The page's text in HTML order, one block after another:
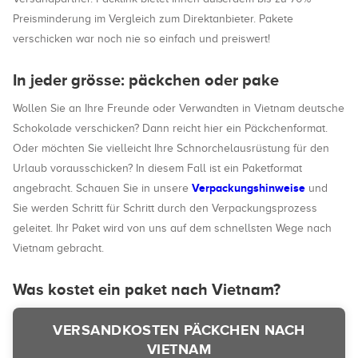
Preisminderung im Vergleich zum Direktanbieter. Pakete
verschicken war noch nie so einfach und preiswert!
In jeder grösse: päckchen oder pake
Wollen Sie an Ihre Freunde oder Verwandten in Vietnam deutsche
Schokolade verschicken? Dann reicht hier ein Päckchenformat.
Oder möchten Sie vielleicht Ihre Schnorchelausrüstung für den
Urlaub vorausschicken? In diesem Fall ist ein Paketformat
angebracht. Schauen Sie in unsere Verpackungshinweise und
Sie werden Schritt für Schritt durch den Verpackungsprozess
geleitet. Ihr Paket wird von uns auf dem schnellsten Wege nach
Vietnam gebracht.
Was kostet ein paket nach Vietnam?
VERSANDKOSTEN PÄCKCHEN NACH
VIETNAM